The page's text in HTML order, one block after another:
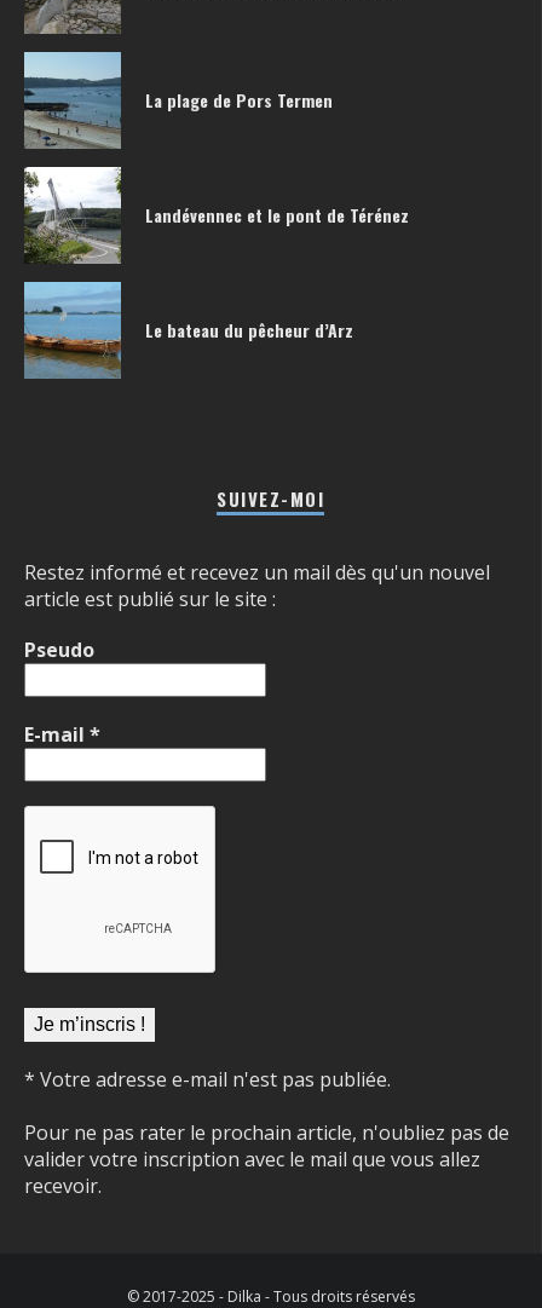
La plage de Pors Termen
Landévennec et le pont de Térénez
Le bateau du pêcheur d’Arz
SUIVEZ-MOI
Restez informé et recevez un mail dès qu'un nouvel
article est publié sur le site :
Pseudo
E-mail *
* Votre adresse e-mail n'est pas publiée.
Pour ne pas rater le prochain article, n'oubliez pas de
valider votre inscription avec le mail que vous allez
recevoir.
© 2017-2025 - Dilka - Tous droits réservés